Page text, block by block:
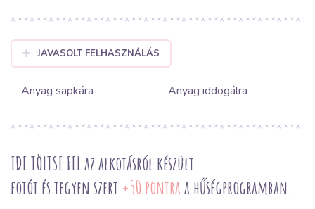
JAVASOLT FELHASZNÁLÁS
Anyag sapkára Anyag iddogálra
IDE TÖLTSE FEL az alkotásról készült
fotót és tegyen szert +50 pontraa hűségprogramban.